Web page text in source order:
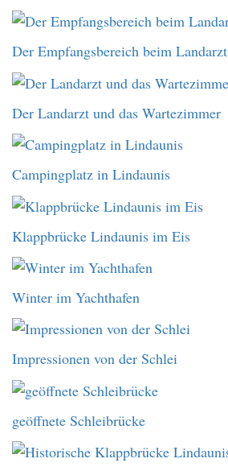
Der Empfangsbereich beim Landarzt
Der Landarzt und das Wartezimmer
Campingplatz in Lindaunis
Klappbrücke Lindaunis im Eis
Winter im Yachthafen
Impressionen von der Schlei
geöffnete Schleibrücke